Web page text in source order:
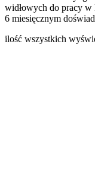
widłowych do pracy w
6 miesięcznym
ilość wszystkich